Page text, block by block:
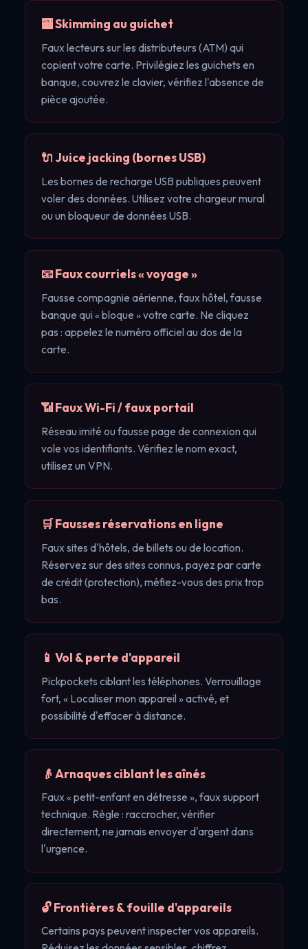
🏧 Skimming au guichet
Faux lecteurs sur les distributeurs (ATM) qui
copient votre carte. Privilégiez les guichets en
banque, couvrez le clavier, vérifiez l'absence de
pièce ajoutée.
🔌 Juice jacking (bornes USB)
Les bornes de recharge USB publiques peuvent
voler des données. Utilisez votre chargeur mural
ou un bloqueur de données USB.
📧 Faux courriels « voyage »
Fausse compagnie aérienne, faux hôtel, fausse
banque qui « bloque » votre carte. Ne cliquez
pas : appelez le numéro officiel au dos de la
carte.
📶 Faux Wi-Fi / faux portail
Réseau imité ou fausse page de connexion qui
vole vos identifiants. Vérifiez le nom exact,
utilisez un VPN.
🛒 Fausses réservations en ligne
Faux sites d'hôtels, de billets ou de location.
Réservez sur des sites connus, payez par carte
de crédit (protection), méfiez-vous des prix trop
bas.
📱 Vol & perte d'appareil
Pickpockets ciblant les téléphones. Verrouillage
fort, « Localiser mon appareil » activé, et
possibilité d'effacer à distance.
👴 Arnaques ciblant les aînés
Faux « petit-enfant en détresse », faux support
technique. Règle : raccrocher, vérifier
directement, ne jamais envoyer d'argent dans
l'urgence.
🔓 Frontières & fouille d'appareils
Certains pays peuvent inspecter vos appareils.